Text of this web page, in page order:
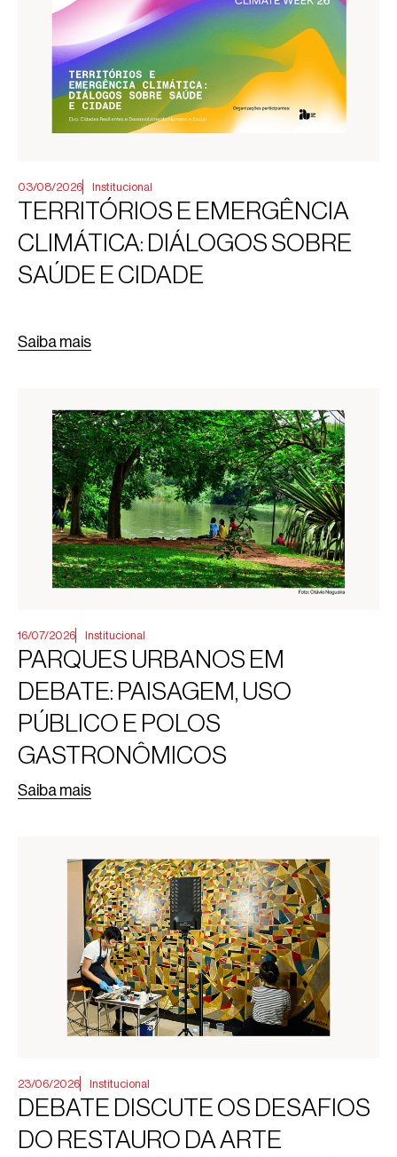
03/08/2026 Institucional
TERRITÓRIOS E EMERGÊNCIA
CLIMÁTICA: DIÁLOGOS SOBRE
SAÚDE E CIDADE
Saiba mais
16/07/2026 Institucional
PARQUES URBANOS EM
DEBATE: PAISAGEM, USO
PÚBLICO E POLOS
GASTRONÔMICOS
Saiba mais
23/06/2026 Institucional
DEBATE DISCUTE OS DESAFIOS
DO RESTAURO DA ARTE